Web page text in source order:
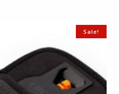
Sale!